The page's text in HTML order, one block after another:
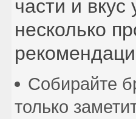
части и
несколько
Собирайте
только